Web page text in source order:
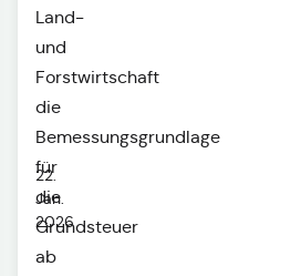
22.
Jan.
2026
Land-
und
Forstwirtschaft
die
Bemessungsgrundlage
für
die
Grundsteuer
ab